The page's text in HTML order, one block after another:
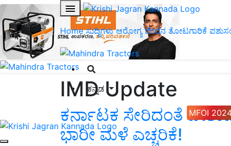
Home ಸುದ್ದಿಗಳು ಆರೋಗ್ಯ ಜೀವನ ತೋಟಗಾರಿಕೆ
ಕನ್ನಡ
MFOI
IMD Update
ಕರ್ನಾಟಕ ಸೇರಿದಂತೆ
ಭಾರೀ ಮಳೆ ಎಚ್ಚರಿಕೆ!